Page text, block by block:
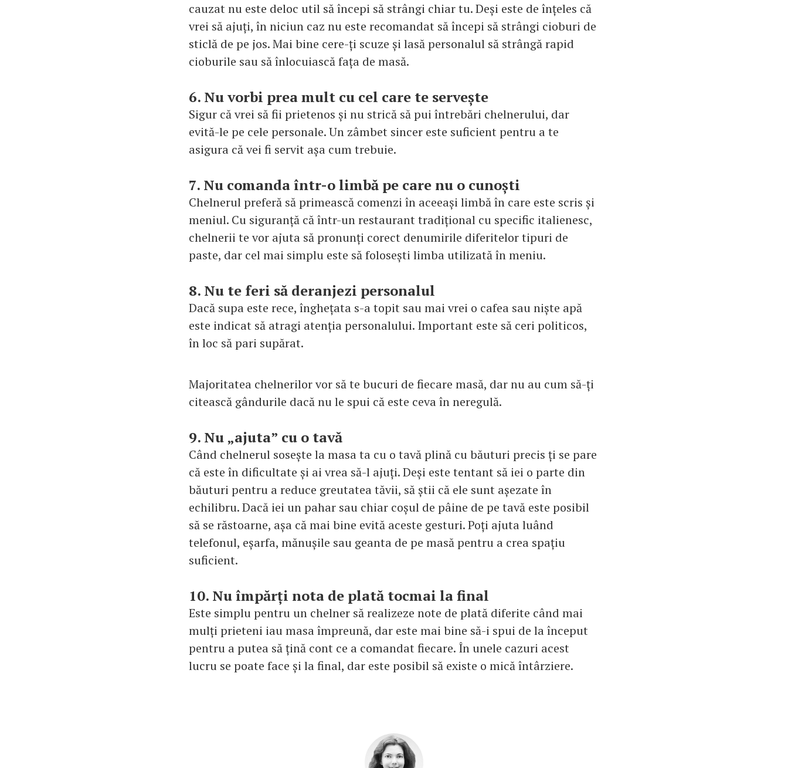
cauzat nu este deloc util să începi să strângi chiar tu. Deși este de înțeles că
vrei să ajuți, în niciun caz nu este recomandat să începi să strângi cioburi de
sticlă de pe jos. Mai bine cere-ți scuze și lasă personalul să strângă rapid
cioburile sau să înlocuiască fața de masă.
6. Nu vorbi prea mult cu cel care te servește
Sigur că vrei să fii prietenos și nu strică să pui întrebări chelnerului, dar
evită-le pe cele personale. Un zâmbet sincer este suficient pentru a te
asigura că vei fi servit așa cum trebuie.
7. Nu comanda într-o limbă pe care nu o cunoști
Chelnerul preferă să primească comenzi în aceeași limbă în care este scris și
meniul. Cu siguranță că într-un restaurant tradițional cu specific italienesc,
chelnerii te vor ajuta să pronunți corect denumirile diferitelor tipuri de
paste, dar cel mai simplu este să folosești limba utilizată în meniu.
8. Nu te feri să deranjezi personalul
Dacă supa este rece, înghețata s-a topit sau mai vrei o cafea sau niște apă
este indicat să atragi atenția personalului. Important este să ceri politicos,
în loc să pari supărat.
Majoritatea chelnerilor vor să te bucuri de fiecare masă, dar nu au cum să-ți
citească gândurile dacă nu le spui că este ceva în neregulă.
9. Nu „ajuta” cu o tavă
Când chelnerul sosește la masa ta cu o tavă plină cu băuturi precis ți se pare
că este în dificultate și ai vrea să-l ajuți. Deși este tentant să iei o parte din
băuturi pentru a reduce greutatea tăvii, să știi că ele sunt așezate în
echilibru. Dacă iei un pahar sau chiar coșul de pâine de pe tavă este posibil
să se răstoarne, așa că mai bine evită aceste gesturi. Poți ajuta luând
telefonul, eșarfa, mănușile sau geanta de pe masă pentru a crea spațiu
suficient.
10. Nu împărți nota de plată tocmai la final
Este simplu pentru un chelner să realizeze note de plată diferite când mai
mulți prieteni iau masa împreună, dar este mai bine să-i spui de la început
pentru a putea să țină cont ce a comandat fiecare. În unele cazuri acest
lucru se poate face și la final, dar este posibil să existe o mică întârziere.